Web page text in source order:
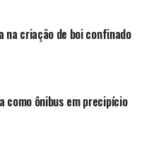
na criação de boi confinado
como ônibus em precipício